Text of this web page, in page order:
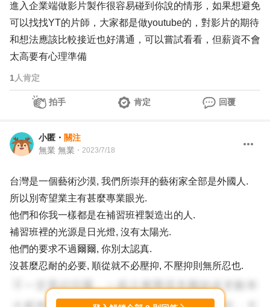
進入企業端做影片製作很容易碰到你說的情形，如果想避免
可以找找YT的片師，大家都是做youtube的，對影片的期待
和想法應該比較接近也好溝通，可以嘗試看看，但薪資不會
太高要有心理準備
1 人肯定
拍手 肯定 回覆
小匿 ・ 關注
無業 無業 ・ 2023/7/18
台灣是一個藝術沙漠, 我們所崇拜的藝術家全部是外國人.
所以別寄望業主有甚麼專業眼光.
他們和你我一樣都是在補習班裡製造出的人.
補習班裡的光源是日光燈, 沒有太陽光.
他們的要求不過爾爾, 你別太認真.
沒甚麼忍耐的必要, 順從就不必壓抑, 不壓抑則無所忍也.